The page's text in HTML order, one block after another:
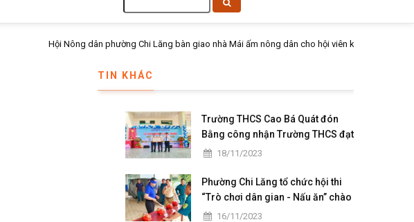
kiếm
dân cho hội viên khó khăn
TIN KHÁC
Trường THCS Cao Bá Quát đón
Bằng công nhận Trường THCS đạt
chuẩn Quốc gia mức độ I và họp
giáo Việt Nam
18/11/2023
Phường Chi Lăng tổ chức hội thi
“Trò chơi dân gian - Nấu ăn” chào
mừng ngày hội Đại đoàn kết toàn
16/11/2023